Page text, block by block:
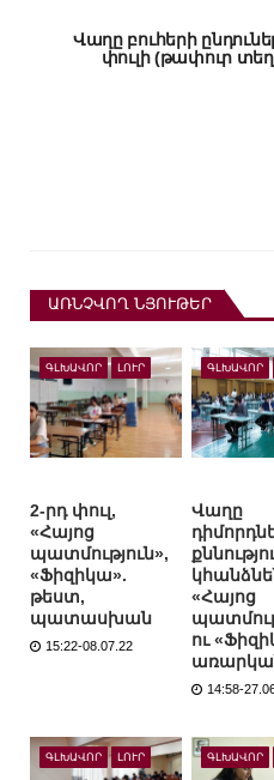
Վաղը բուհերի
փուլի (թափուր
ԱՌՆՉՎՈՂ ՆՅՈՒԹԵՐ
ԳԼԽԱՎՈՐ ԼՈՒՐ
2-րդ փուլ,
«Հայոց
պատմություն»,
«Ֆիզիկա».
թեստ,
պատասխան
15:22-08.07.22
ԳԼԽԱՎՈՐ
Վաղը
«Հայոց
ու
14:58-
ԳԼԽԱՎՈՐ ԼՈՒՐ ԳԼԽԱՎՈՐ